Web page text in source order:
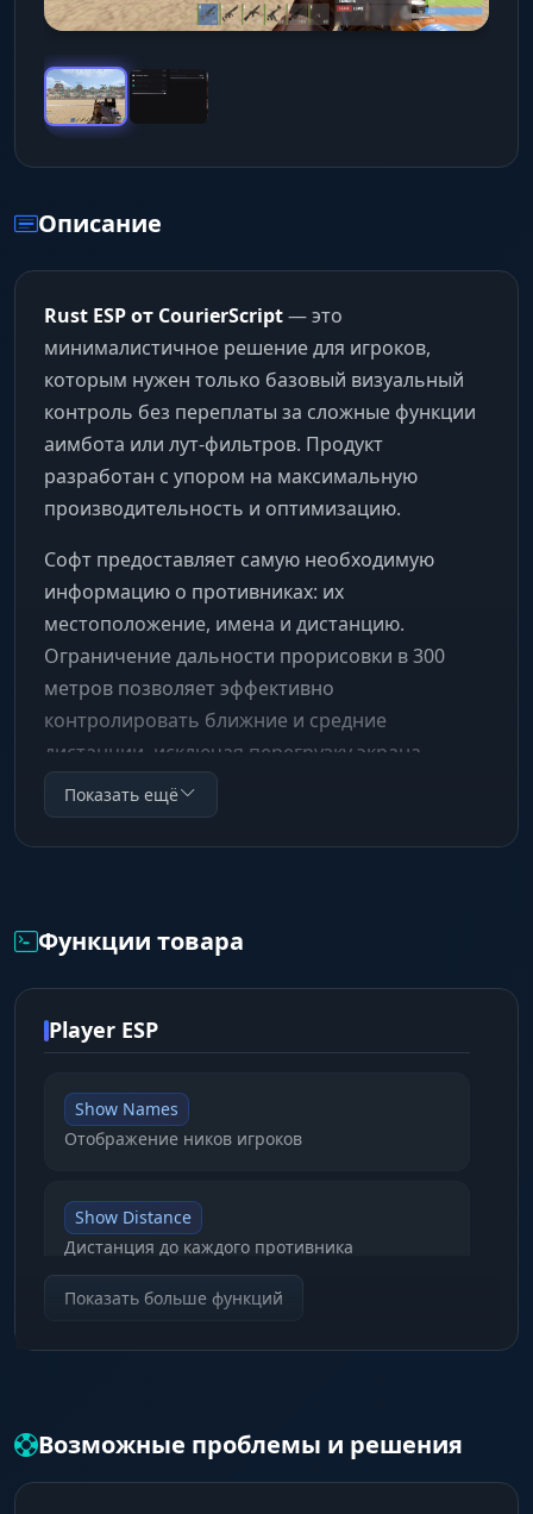
Описание
Rust ESP от CourierScript— это
минималистичное решение для игроков,
которым нужен только базовый визуальный
контроль без переплаты за сложные функции
аимбота или лут-фильтров. Продукт
разработан с упором на максимальную
производительность и оптимизацию.
Софт предоставляет самую необходимую
информацию о противниках: их
местоположение, имена и дистанцию.
Ограничение дальности прорисовки в 300
метров позволяет эффективно
контролировать ближние и средние
дистанции, исключая перегрузку экрана
лишними метками на горизонте. Идеальный
выбор для слабых ПК или для тех, кто ищет
"Legit" геймплей.
Показать ещё
Функции товара
Player ESP
Show Names
Отображение ников игроков
Show Distance
Дистанция до каждого противника
Три стиля рамок вокруг противников
Ограничение дальности отрисовки ESP
Показать больше функций
Возможные проблемы и решения